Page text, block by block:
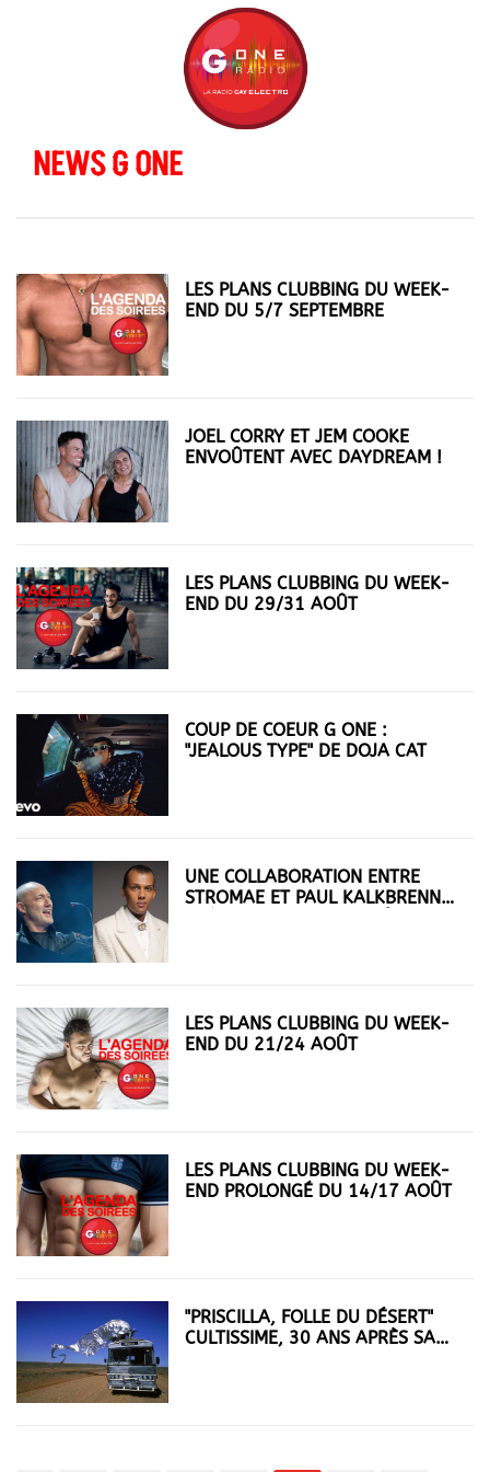
NEWS G ONE
LES PLANS CLUBBING DU WEEK-
END DU 5/7 SEPTEMBRE
JOEL CORRY ET JEM COOKE
ENVOÛTENT AVEC DAYDREAM !
LES PLANS CLUBBING DU WEEK-
END DU 29/31 AOÛT
COUP DE COEUR G ONE :
"JEALOUS TYPE" DE DOJA CAT
UNE COLLABORATION ENTRE
STROMAE ET PAUL KALKBRENNER
LES PLANS CLUBBING DU WEEK-
END DU 21/24 AOÛT
LES PLANS CLUBBING DU WEEK-
END PROLONGÉ DU 14/17 AOÛT
"PRISCILLA, FOLLE DU DÉSERT"
CULTISSIME, 30 ANS APRÈS SA